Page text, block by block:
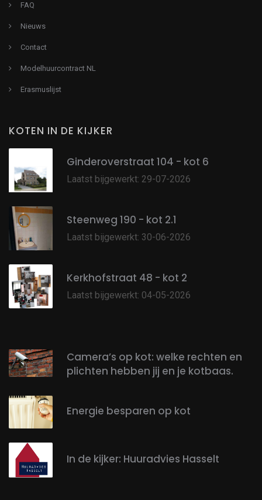
FAQ
Nieuws
Contact
Modelhuurcontract NL
Erasmuslijst
KOTEN IN DE KIJKER
Ginderoverstraat 104 - kot 6
Laatst bijgewerkt: 29-07-2026
Steenweg 190 - kot 2.1
Laatst bijgewerkt: 30-06-2026
Kerkhofstraat 48 - kot 2
Laatst bijgewerkt: 04-05-2026
Camera’s op kot: welke rechten en
plichten hebben jij en je kotbaas.
Energie besparen op kot
In de kijker: Huuradvies Hasselt